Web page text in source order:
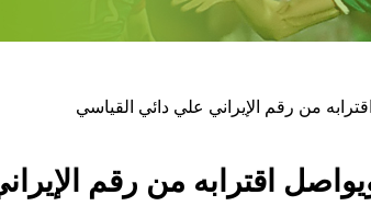
من رقم الإيراني علي دائي القياسي
اقترابه من رقم